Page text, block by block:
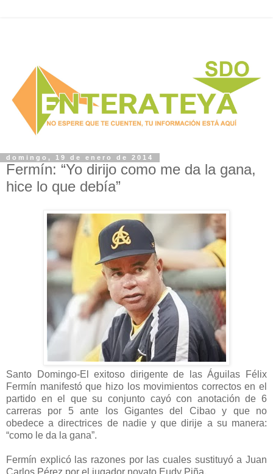
domingo, 19 de enero de 2014
Fermín: “Yo dirijo como me da la gana,
hice lo que debía”
Santo Domingo-El exitoso dirigente de las Águilas Félix
Fermín manifestó que hizo los movimientos correctos en el
partido en el que su conjunto cayó con anotación de 6
carreras por 5 ante los Gigantes del Cibao y que no
obedece a directrices de nadie y que dirije a su manera:
“como le da la gana”.
Fermín explicó las razones por las cuales sustituyó a Juan